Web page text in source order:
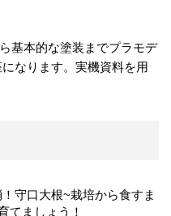
基本的な塗装までプラモデ
なります。実機資料を用
守口大根~栽培から食すま
てましょう！